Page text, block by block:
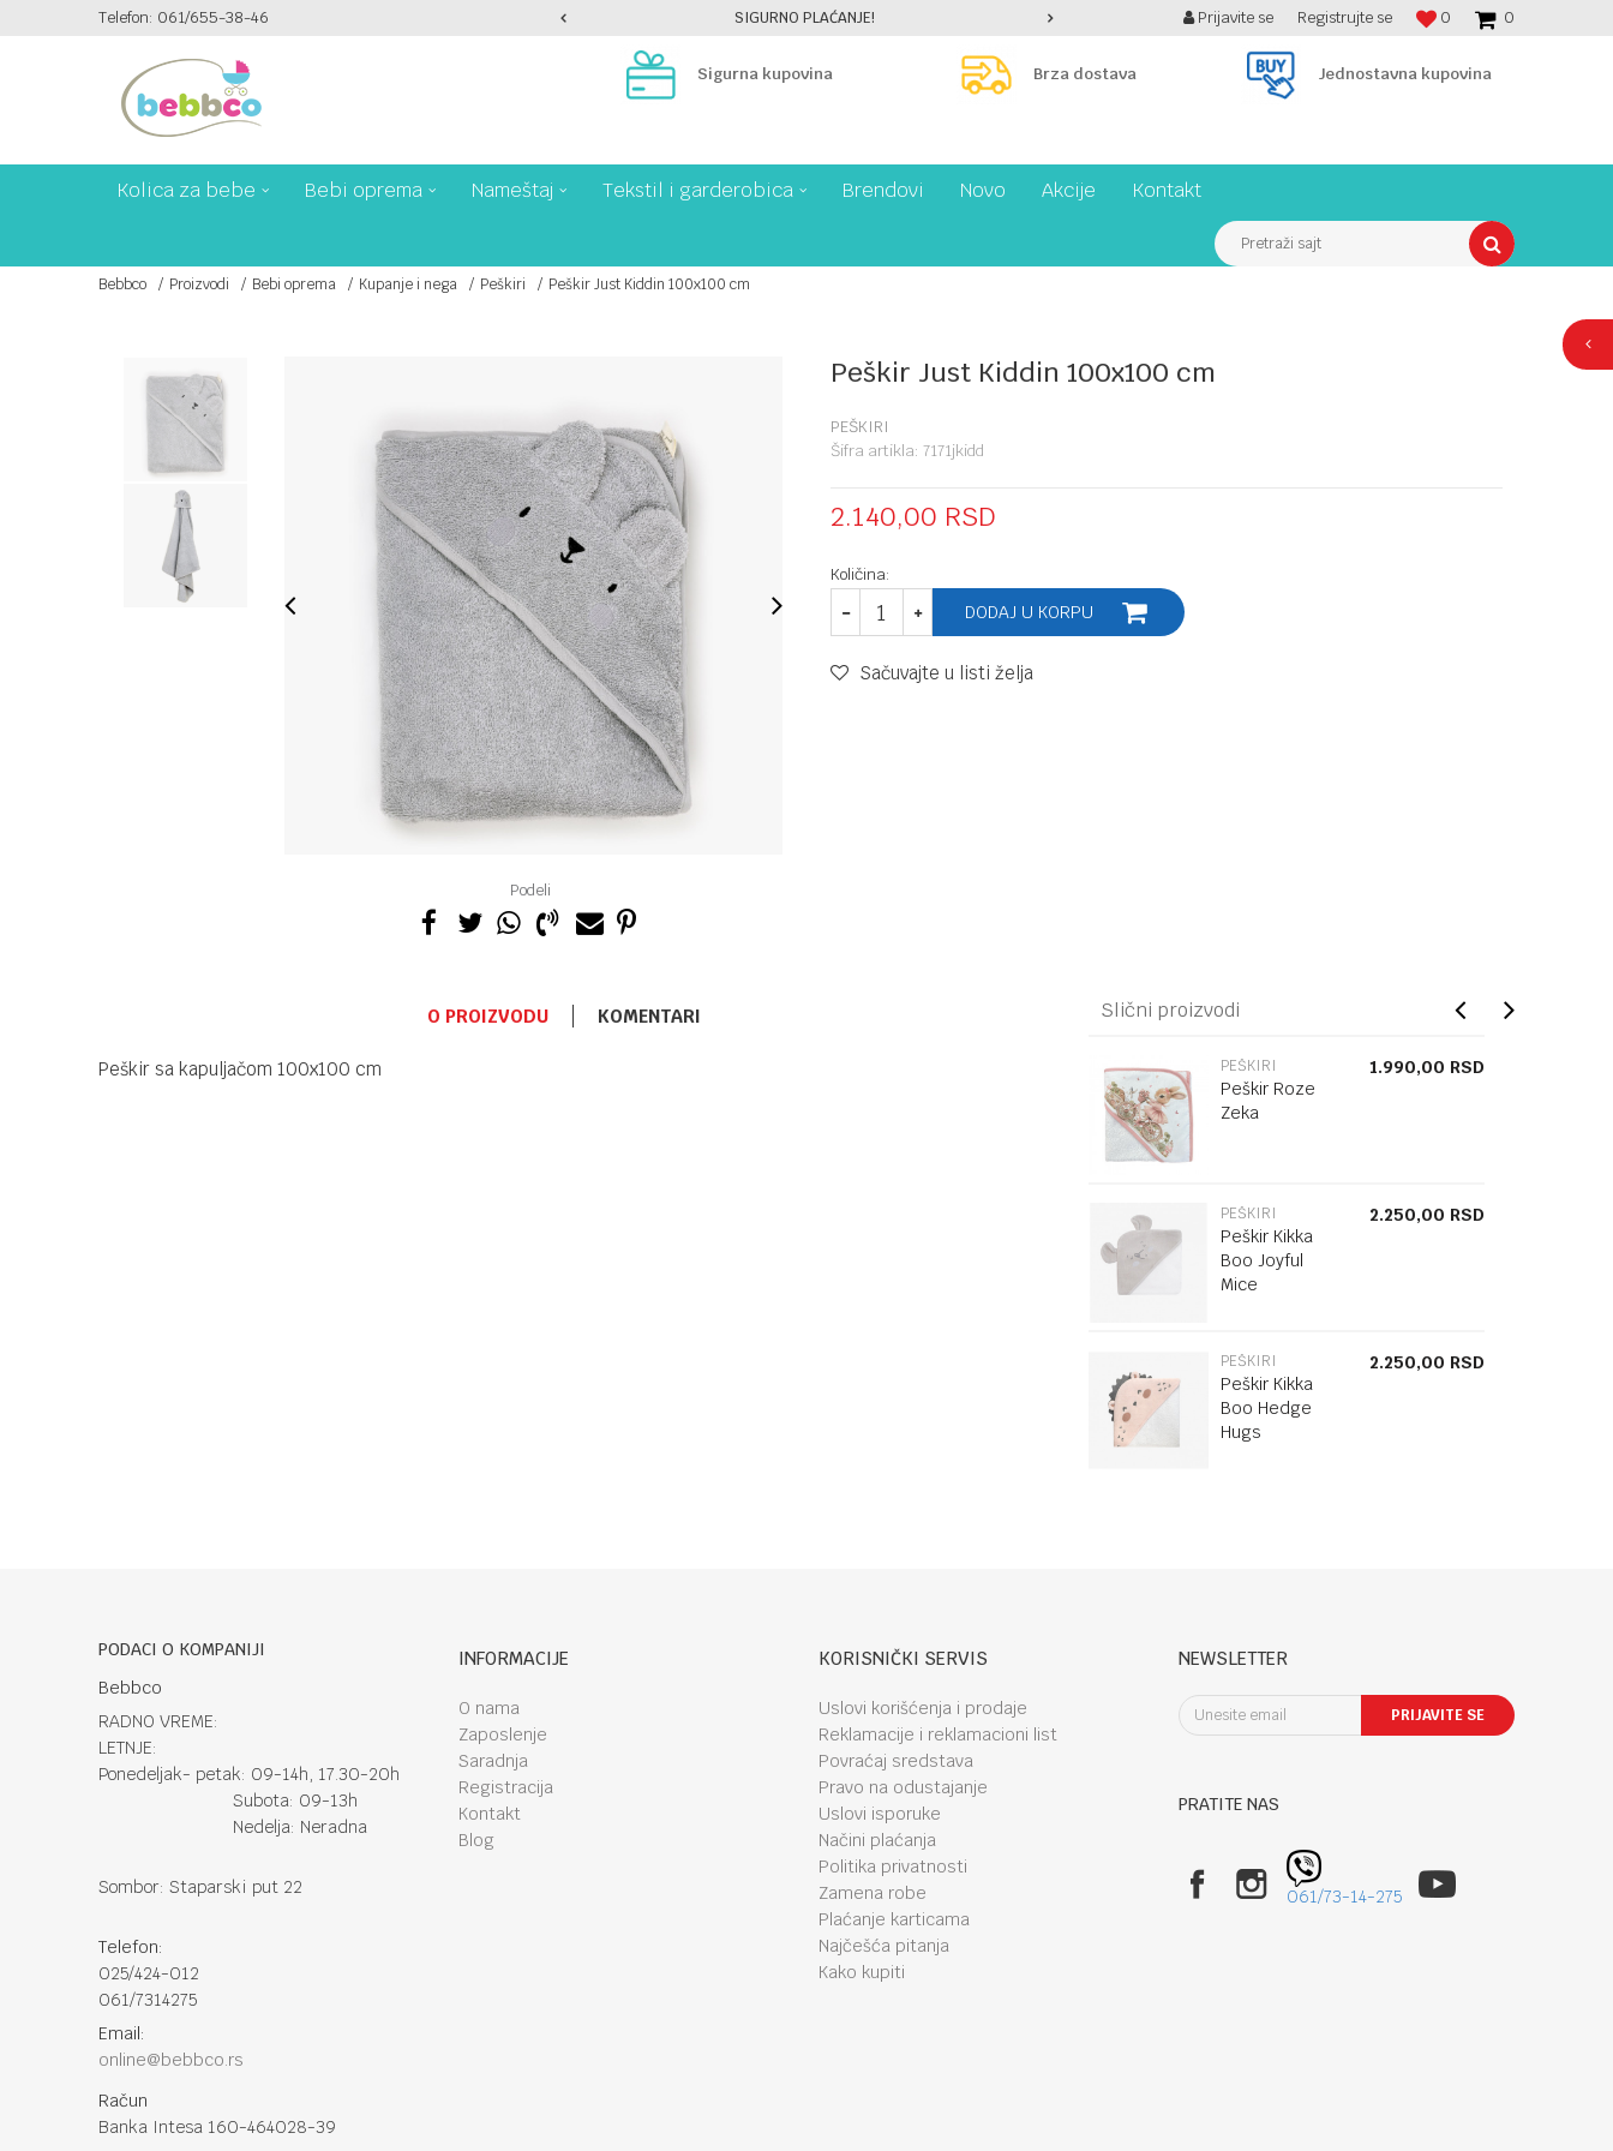
Telefon: 061/655-38-46PLAĆANJE PLATNIM KARTICAMA NA 6 RATA! SIGURNO PLAĆANJE! BESPLATNA ISPORUKA PREKO 7900 din! 0
0
Prijavite se Registrujte se
Sigurna kupovina Brza dostava Jednostavna kupovina
Kolica za bebe Bebi oprema Nameštaj Tekstil i garderobica Brendovi Novo Akcije Kontakt
Pretraži sajt
Bebbco Proizvodi Bebi oprema Kupanje i nega Peškiri Peškir Just Kiddin 100x100 cm
Podeli
Peškir Just Kiddin 100x100 cm
PEŠKIRI
Šifra artikla: 7171jkidd
2.140,00 RSD
Količina:
DODAJ U KORPU
Sačuvajte u listi želja
O PROIZVODU KOMENTARI
Peškir sa kapuljačom 100x100 cm
Slični proizvodi
PEŠKIRI
Peškir Roze
Zeka
1.990,00 RSD
PEŠKIRI
Peškir Kikka
Boo Joyful
Mice
2.250,00 RSD
PEŠKIRI
Peškir Kikka
Boo Hedge
Hugs
2.250,00 RSD
PODACI O KOMPANIJI
Bebbco
RADNO VREME:
LETNJE:
Ponedeljak- petak: 09-14h, 17.30-20h
Subota: 09-13h
Nedelja: Neradna
Sombor: Staparski put 22
Telefon:
025/424-012
061/7314275
Email:
online@bebbco.rs
Račun
Banka Intesa 160-464028-39
INFORMACIJE
O nama
Zaposlenje
Saradnja
Registracija
Kontakt
Blog
KORISNIČKI SERVIS
Uslovi korišćenja i prodaje
Reklamacije i reklamacioni list
Povraćaj sredstava
Pravo na odustajanje
Uslovi isporuke
Načini plaćanja
Politika privatnosti
Zamena robe
Plaćanje karticama
Najčešća pitanja
Kako kupiti
NEWSLETTER
PRIJAVITE SE
PRATITE NAS
061/73-14-275